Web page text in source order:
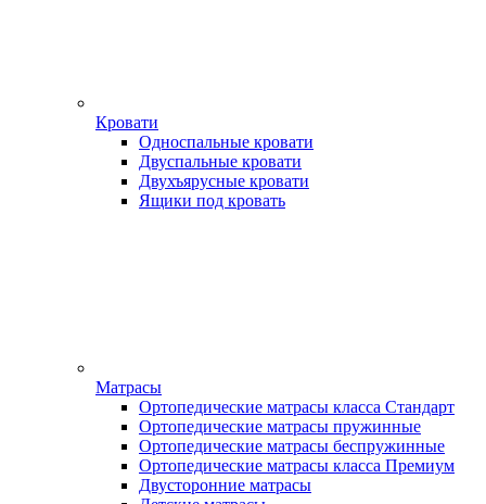
Кровати
Односпальные кровати
Двуспальные кровати
Двухъярусные кровати
Ящики под кровать
Матрасы
Ортопедические матрасы класса Стандарт
Ортопедические матрасы пружинные
Ортопедические матрасы беспружинные
Ортопедические матрасы класса Премиум
Двусторонние матрасы